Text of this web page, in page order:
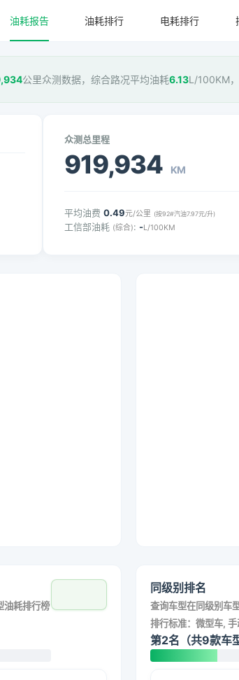
油耗报告 油耗排行 电耗排行
公里众测数据，综合路况平均油耗6.13L/100KM
众测总里程
919,934 KM
平均油费 0.49元/公里 (按92#汽油7.97元/升)
工信部油耗 (综合): -L/100KM
油耗排行榜
同级别排名
查询车型在同级别车
排行标准：微型车, 手
第2名（共9款车